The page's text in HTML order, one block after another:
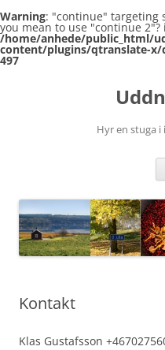
Warning: "continue" targeting
you mean to use "continue 2"?
/home/anhede/public_html/
content/plugins/qtranslate-
497
Hyr en stuga i
Kontakt
Klas Gustafsson